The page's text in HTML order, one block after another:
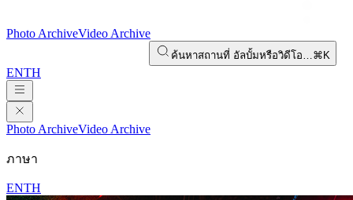
Photo ArchiveVideo Archive
ค้นหาสถานที่ อัลบั้มหรือวิดีโอ…⌘K
ENTH
Photo ArchiveVideo Archive
ภาษา
ENTH